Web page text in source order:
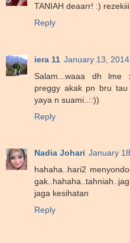
TANIAH deaarr! :) rezekiii
Reply
iera 11 January 13,
Salam...waaa dh lme
preggy akak pn bru tau
yaya n suami..::))
Reply
Nadia Johari January
hahaha..hari2
jaga kesihatan
Reply